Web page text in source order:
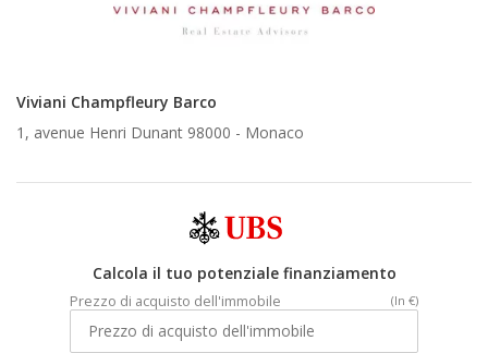
Viviani Champfleury Barco
1, avenue Henri Dunant 98000 - Monaco
Calcola il tuo potenziale finanziamento
Prezzo di acquisto dell'immobile (In €)